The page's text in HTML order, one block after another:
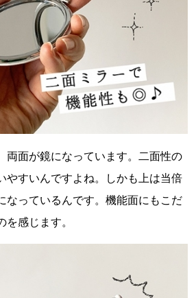
両面が鏡になっています。二面性の
やすいんですよね。しかも上は当倍
なっているんです。機能面にもこだ
感じます。